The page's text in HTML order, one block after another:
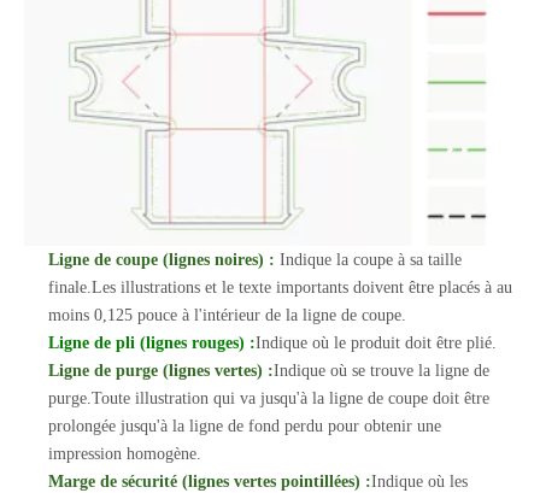
Ligne de coupe (lignes noires) : Indique la coupe à sa taille
finale.Les illustrations et le texte importants doivent être placés à au
moins 0,125 pouce à l'intérieur de la ligne de coupe.
Ligne de pli (lignes rouges) :Indique où le produit doit être plié.
Ligne de purge (lignes vertes) :Indique où se trouve la ligne de
purge.Toute illustration qui va jusqu'à la ligne de coupe doit être
prolongée jusqu'à la ligne de fond perdu pour obtenir une
impression homogène.
Marge de sécurité (lignes vertes pointillées) :Indique où les